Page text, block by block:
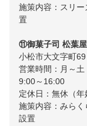
施策内容：スリ
置
⑪御菓子司 松葉屋
​​小松市大文字町69
営業時間：月～
9:00～16:00
定休日：無休（年
施策内容：みら
設置